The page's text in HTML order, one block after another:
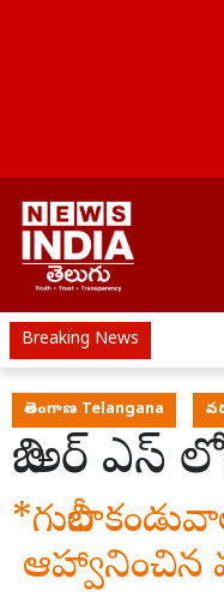
Breaking News
తెలంగాణ Telangana
బి అర్ ఎస్
*గులాబీ
ఆహ్వానించిన